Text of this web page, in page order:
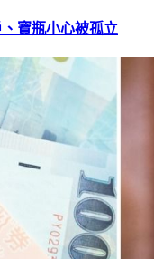
寶瓶小心被孤立